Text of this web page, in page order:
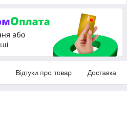
Відгуки про товар Доставка